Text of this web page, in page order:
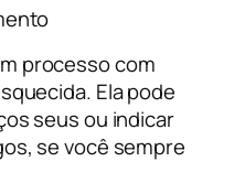
processo com
Ela pode
seus ou indicar
se você sempre